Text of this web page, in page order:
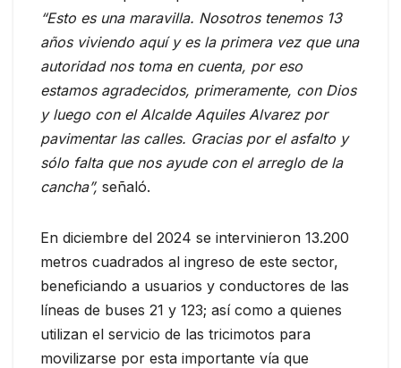
“Esto es una maravilla. Nosotros tenemos 13
años viviendo aquí y es la primera vez que una
autoridad nos toma en cuenta, por eso
estamos agradecidos, primeramente, con Dios
y luego con el Alcalde Aquiles Alvarez por
pavimentar las calles. Gracias por el asfalto y
sólo falta que nos ayude con el arreglo de la
cancha”, señaló.
En diciembre del 2024 se intervinieron 13.200
metros cuadrados al ingreso de este sector,
beneficiando a usuarios y conductores de las
líneas de buses 21 y 123; así como a quienes
utilizan el servicio de las tricimotos para
movilizarse por esta importante vía que